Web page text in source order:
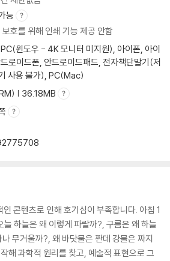
능
호를 위해 인쇄 기능 제공 안함
윈도우 - 4K 모니터 미지원), 아이폰, 아이
로이드폰, 안드로이드패드, 전자책단말기(저
사용 불가), PC(Mac)
| 36.18MB
콘텐츠로 인해 호기심이 부족합니다. 아침 1
하늘은 왜 이렇게 파랄까?, 구름은 왜 하늘
무거울까?, 왜 바닷물은 짠데 강물은 짜지
해 과학적 원리를 찾고, 예술적 표현으로 그